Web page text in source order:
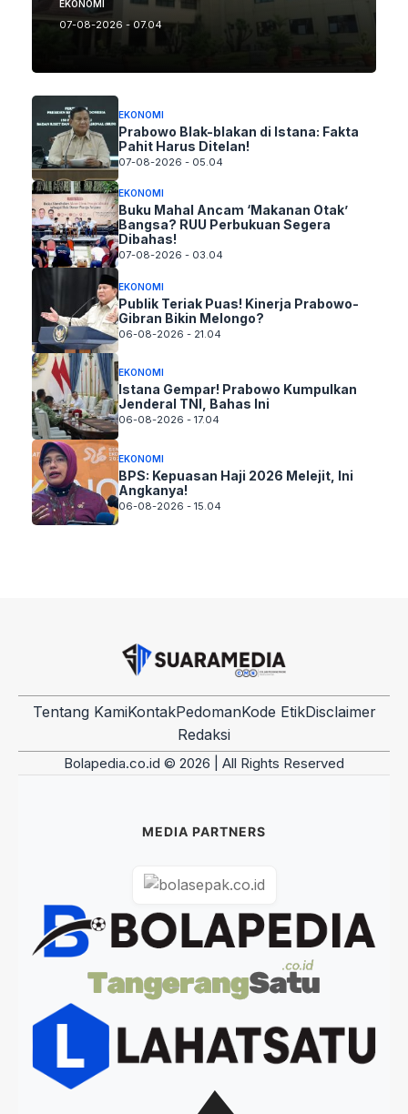
EKONOMI
07-08-2026 - 07.04
EKONOMI
Prabowo Blak-blakan di Istana: Fakta
Pahit Harus Ditelan!
07-08-2026 - 05.04
EKONOMI
Buku Mahal Ancam ‘Makanan Otak’
Bangsa? RUU Perbukuan Segera
Dibahas!
07-08-2026 - 03.04
EKONOMI
Publik Teriak Puas! Kinerja Prabowo-
Gibran Bikin Melongo?
06-08-2026 - 21.04
EKONOMI
Istana Gempar! Prabowo Kumpulkan
Jenderal TNI, Bahas Ini
06-08-2026 - 17.04
EKONOMI
BPS: Kepuasan Haji 2026 Melejit, Ini
Angkanya!
06-08-2026 - 15.04
Tentang KamiKontakPedomanKode EtikDisclaimer
Redaksi
Bolapedia.co.id © 2026 | All Rights Reserved
MEDIA PARTNERS